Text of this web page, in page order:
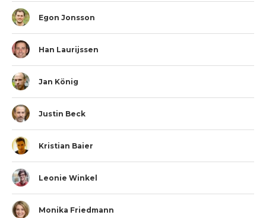
Egon Jonsson
Han Laurijssen
Jan König
Justin Beck
Kristian Baier
Leonie Winkel
Monika Friedmann